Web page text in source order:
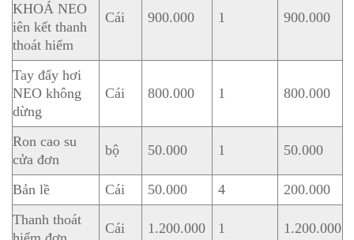
KHOÁ NEO
iên kết thanh
thoát hiểm
Cái 900.000 1 900.000
Tay đẩy hơi
NEO không
dừng
Cái 800.000 1 800.000
Ron cao su
cửa đơn
bộ 50.000 1 50.000
Bản lề Cái 50.000 4
200.000
Thanh thoát
Cái 1.200.000 1 1.200.000